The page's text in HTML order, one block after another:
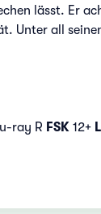
lässt. Er
Unter all
ray R FSK12+